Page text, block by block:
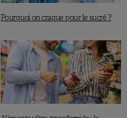
Pourquoi on craque pour le sucré ?